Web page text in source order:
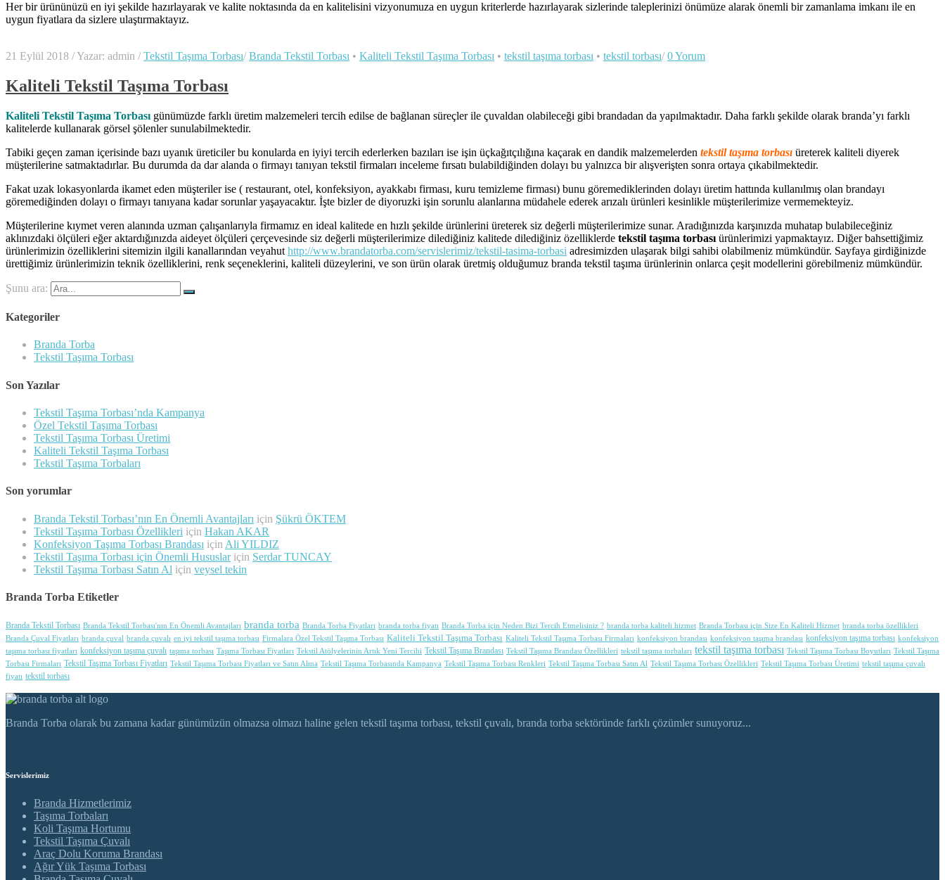
Her bir ürününüzü en iyi şekilde hazırlayarak ve kalite noktasında da en kalitelisini vizyonumuza en uygun kriterlerde hazırlayarak sizlerinde taleplerinizi önümüze alarak önemli bir zamanlama imkanı ile en
uygun fiyatlara da sizlere ulaştırmaktayız.
21 Eylül 2018 /Yazar: admin / Tekstil Taşıma Torbası/ Branda Tekstil Torbası • Kaliteli Tekstil Taşıma Torbası • tekstil taşıma torbası • tekstil torbası/ 0 Yorum
Kaliteli Tekstil Taşıma Torbası
Kaliteli Tekstil Taşıma Torbası günümüzde farklı üretim malzemeleri tercih edilse de bağlanan süreçler ile çuvaldan olabileceği gibi brandadan da yapılmaktadır. Daha farklı şekilde olarak branda’yı farklı
kalitelerde kullanarak görsel şölenler sunulabilmektedir.
Tabiki geçen zaman içerisinde bazı uyanık üreticiler bu konularda en iyiyi tercih ederlerken bazıları ise işin üçkağıtçılığına kaçarak en dandik malzemelerden tekstil taşıma torbası üreterek kaliteli diyerek
müşterilerine satmaktadırlar. Bu durumda da dar alanda o firmayı tanıyan tekstil firmaları inceleme fırsatı bulabildiğinden dolayı bu yalnızca bir alışverişten sonra ortaya çıkabilmektedir.
Fakat uzak lokasyonlarda ikamet eden müşteriler ise ( restaurant, otel, konfeksiyon, ayakkabı firması, kuru temizleme firması) bunu göremediklerinden dolayı üretim hattında kullanılmış olan brandayı
göremediğinden dolayı o firmayı tanıyana kadar sorunlar yaşayacaktır. İşte bizler de diyoruzki işin sorunlu alanlarına müdahele ederek arızalı ürünleri kesinlikle müşterilerimize vermemekteyiz.
Müşterilerine kıymet veren alanında uzman çalışanlarıyla firmamız en ideal kalitede en hızlı şekilde ürünlerini üreterek siz değerli müşterilerimize sunar. Aradığınızda karşınızda muhatap bulabileceğiniz
aklınızdaki ölçüleri eğer aktardığınızda aideyet ölçüleri çerçevesinde siz değerli müşterilerimize dilediğiniz kalitede dilediğiniz özelliklerde tekstil taşıma torbası ürünlerimizi yapmaktayız. Diğer bahsettiğimiz
ürünlerimizin özelliklerini sitemizin ilgili kanallarından veyahut http://www.brandatorba.com/servislerimiz/tekstil-tasima-torbasi adresimizden ulaşarak bilgi sahibi olabilmeniz mümkündür. Sayfaya girdiğinizde
ürettiğimiz ürünlerimizin teknik özelliklerini, renk seçeneklerini, kaliteli düzeylerini, ve son ürün olarak üretmiş olduğumuz branda tekstil taşıma ürünlerinin onlarca çeşit modellerini görebilmeniz mümkündür.
Şunu ara:
Kategoriler
Branda Torba
Tekstil Taşıma Torbası
Son Yazılar
Tekstil Taşıma Torbası’nda Kampanya
Özel Tekstil Taşıma Torbası
Tekstil Taşıma Torbası Üretimi
Kaliteli Tekstil Taşıma Torbası
Tekstil Taşıma Torbaları
Son yorumlar
Branda Tekstil Torbası’nın En Önemli Avantajları için Şükrü ÖKTEM
Tekstil Taşıma Torbası Özellikleri için Hakan AKAR
Konfeksiyon Taşıma Torbası Brandası için Ali YILDIZ
Tekstil Taşıma Torbası için Önemli Hususlariçin Serdar TUNCAY
Tekstil Taşıma Torbası Satın Al için veysel tekin
Branda Torba Etiketler
Branda Tekstil Torbası Branda Tekstil Torbası'nın En Önemli Avantajları branda torba Branda Torba Fiyatları branda torba fiyatı Branda Torba için Neden Bizi Tercih Etmelisiniz ? branda torba kaliteli hizmet Branda Torbası için Size En Kaliteli Hizmet branda torba özellikleri
Branda Çuval Fiyatları branda çuval branda çuvalı en iyi tekstil taşıma torbası Firmalara Özel Tekstil Taşıma Torbası Kaliteli Tekstil Taşıma Torbası Kaliteli Tekstil Taşıma Torbası Firmaları konfeksiyon brandası konfeksiyon taşıma brandası konfeksiyon taşıma torbası konfeksiyon
taşıma torbası fiyatları konfeksiyon taşıma çuvalı taşıma torbası Taşıma Torbası Fiyatları Tekstil Atölyelerinin Artık Yeni Tercihi Tekstil Taşıma Brandası Tekstil Taşıma Brandası Özellikleri tekstil taşıma torbaları tekstil taşıma torbası Tekstil Taşıma Torbası Boyutları Tekstil Taşıma
Torbası Firmaları Tekstil Taşıma Torbası Fiyatları Tekstil Taşıma Torbası Fiyatları ve Satın Alma Tekstil Taşıma Torbasında Kampanya Tekstil Taşıma Torbası Renkleri Tekstil Taşıma Torbası Satın Al Tekstil Taşıma Torbası Özellikleri Tekstil Taşıma Torbası Üretimi tekstil taşıma çuvalı
fiyatı tekstil torbası
Branda Torba olarak bu zamana kadar günümüzün olmazsa olmazı haline gelen tekstil taşıma torbası, tekstil çuvalı, branda torba sektöründe farklı çözümler sunuyoruz...
Servislerimiz
Branda Hizmetlerimiz
Taşıma Torbaları
Koli Taşıma Hortumu
Tekstil Taşıma Çuvalı
Araç Dolu Koruma Brandası
Ağır Yük Taşıma Torbası